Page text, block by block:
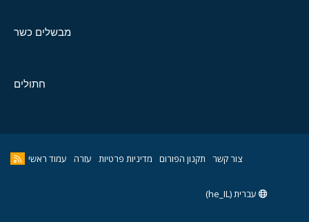
מבשלים כשר
חתולים
צור קשר תקנון הפורום מדיניות פרטיות עזרה עמוד ראשי
עברית (he_IL)